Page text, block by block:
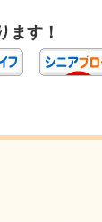
ます！